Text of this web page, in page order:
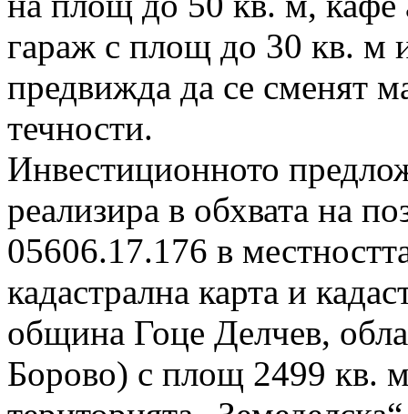
гараж с площ до 30 кв. м
предвижда да се сменят
течности.
Инвестиционното
реализира в обхвата на
05606.17.176 в
кадастрална карта и
община Гоце Делчев,
Борово) с площ 2499 кв.